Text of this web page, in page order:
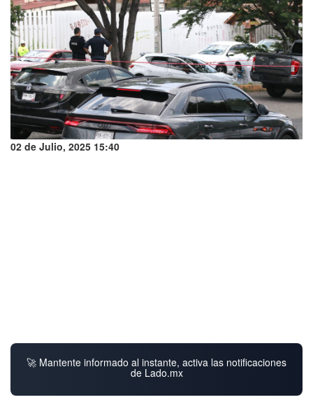
02 de Julio, 2025 15:40
🚀 Mantente informado al instante, activa las notificaciones
de Lado.mx